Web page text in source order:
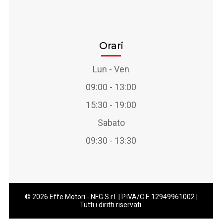
Orari
Lun - Ven
09:00 - 13:00
15:30 - 19:00
Sabato
09:30 - 13:30
© 2026 Effe Motori - NFG S.r.l. | P.IVA/C.F. 12949961002 |
Tutti i diritti riservati.